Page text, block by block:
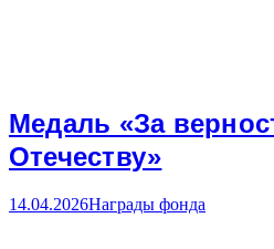
Медаль «За
Отечеству»
14.04.2026Награды фонда